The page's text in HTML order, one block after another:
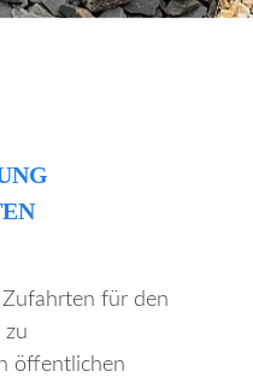
für den
zu
öffentlichen